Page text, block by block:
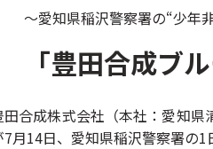
～愛知県稲沢警察署の“少年
「豊田合成ブ
田合成株式会社（本社：愛知
7月14日、愛知県稲沢警察署の